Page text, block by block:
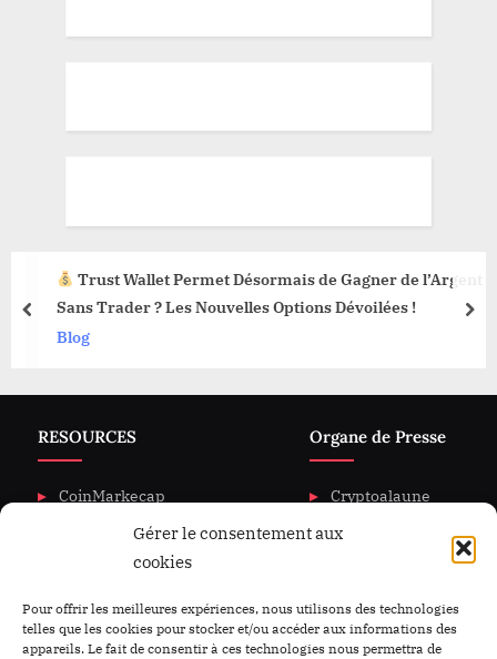
Gérer le consentement aux
cookies
Pour offrir les meilleures expériences, nous utilisons des technologies
telles que les cookies pour stocker et/ou accéder aux informations des
appareils. Le fait de consentir à ces technologies nous permettra de
Trust Wallet Permet Désormais de Gagner de l’Argent
Sans Trader ? Les Nouvelles Options Dévoilées !
Blog
prev
RESOURCES
CoinMarkecap
CoinGecKo
Intigration & API
Privacy & policy
Organe de Presse
Cryptoalaune
A propos de nous
Nous Contacter